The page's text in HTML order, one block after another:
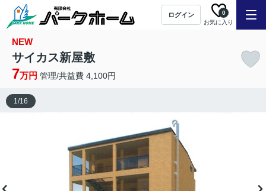
ログイン
お気に入り
0
NEW
サイカス新屋敷
7万円 管理/共益費 4,100円
1/16